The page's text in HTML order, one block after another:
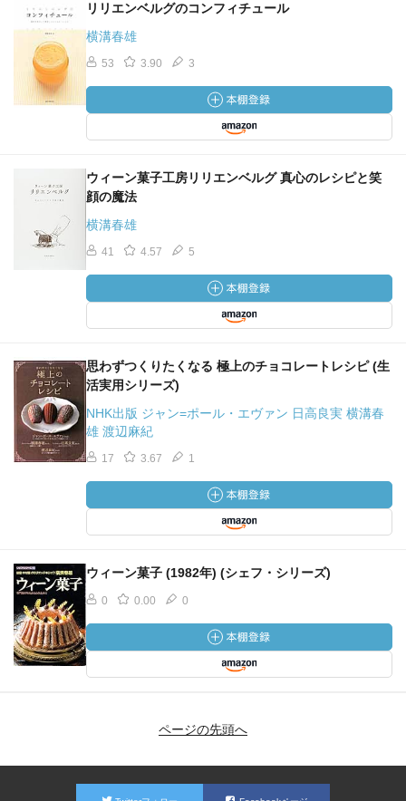
リリエンベルグのコンフィチュール
横溝春雄
53 3.90 3
ウィーン菓子工房リリエンベルグ 真心のレシピと笑
顔の魔法
横溝春雄
41 4.57 5
思わずつくりたくなる 極上のチョコレートレシピ (生
活実用シリーズ)
NHK出版 ジャン=ポール・エヴァン 日高良実 横溝春
雄 渡辺麻紀
17 3.67 1
ウィーン菓子 (1982年) (シェフ・シリーズ)
0 0.00 0
ページの先頭へ